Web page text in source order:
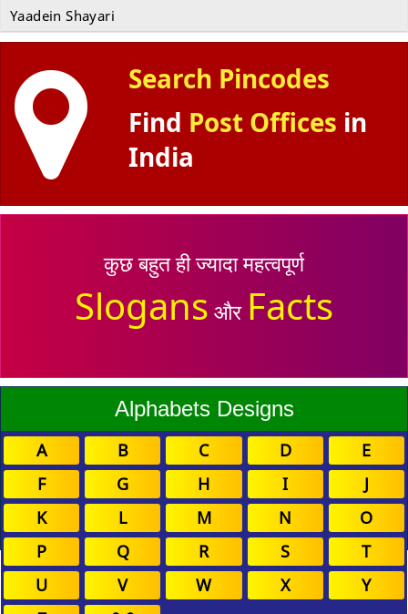
Yaadein Shayari
Search Pincodes
Find Post Offices in
India
कुछ बहुत ही ज्यादा महत्वपूर्ण
Slogans और Facts
Alphabets Designs
A B C D
E
F
G H I
J
K
L M N
O
P
Q R S
T
U
V W X
Y